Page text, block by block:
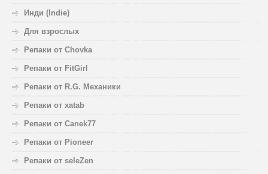
Инди (Indie)
Для взрослых
Репаки от Chovka
Репаки от FitGirl
Репаки от R.G. Механики
Репаки от xatab
Репаки от Canek77
Репаки от Pioneer
Репаки от seleZen